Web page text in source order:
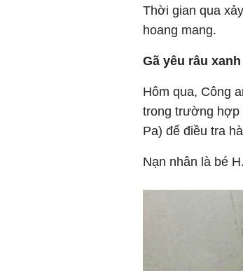
Thời gian qua
hoang mang.
Gã yêu râu
Hôm qua, Công
trong trường hợp
Pa) để điều tra
Nạn nhân là bé